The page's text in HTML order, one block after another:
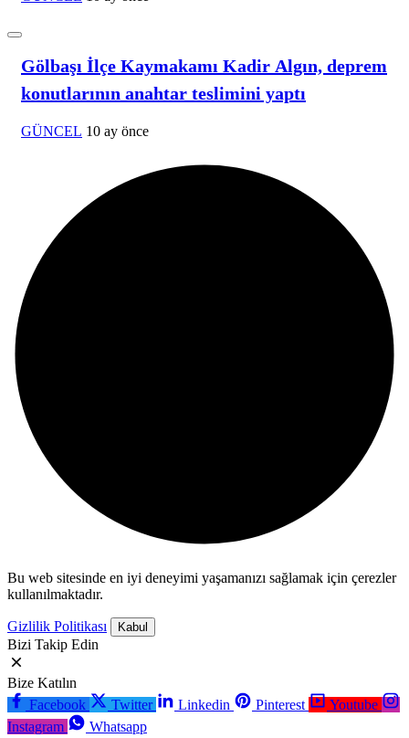
Gölbaşı İlçe Kaymakamı Kadir Algın, deprem
konutlarının anahtar teslimini yaptı
GÜNCEL 10 ay önce
Bu web sitesinde en iyi deneyimi yaşamanızı sağlamak için çerezler
kullanılmaktadır.
Gizlilik Politikası Kabul
Bizi Takip Edin
Bize Katılın
Facebook
Twitter Linkedin Pinterest
Youtube
Instagram
Whatsapp